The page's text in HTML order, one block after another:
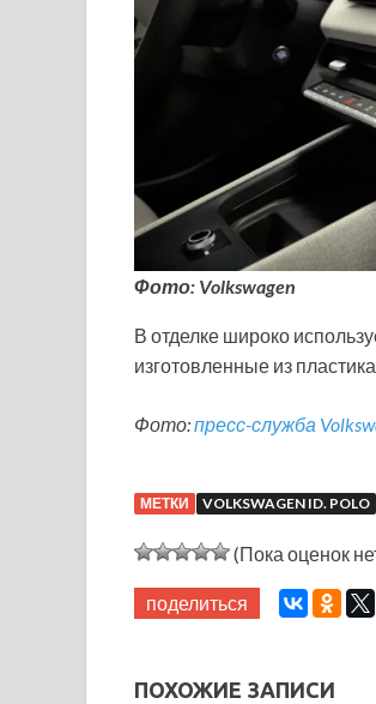
Фото: Volkswagen
В отделке широко
изготовленные из
Фото:пресс-служба
МЕТКИ VOLKSWAGEN ID. POLO
(Пока оценок
поделиться
ПОХОЖИЕ ЗАПИСИ